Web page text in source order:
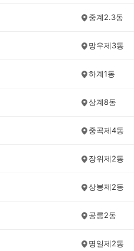
중계2.3동
망우제3동
하계1동
상계8동
중곡제4동
장위제2동
상봉제2동
공릉2동
명일제2동